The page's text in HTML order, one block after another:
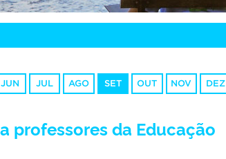
JUN JUL AGO SET OUT NOV DEZ
professores da Educação